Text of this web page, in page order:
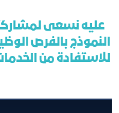
عليه نسعى
النموذج بالفرص
للاستفادة من